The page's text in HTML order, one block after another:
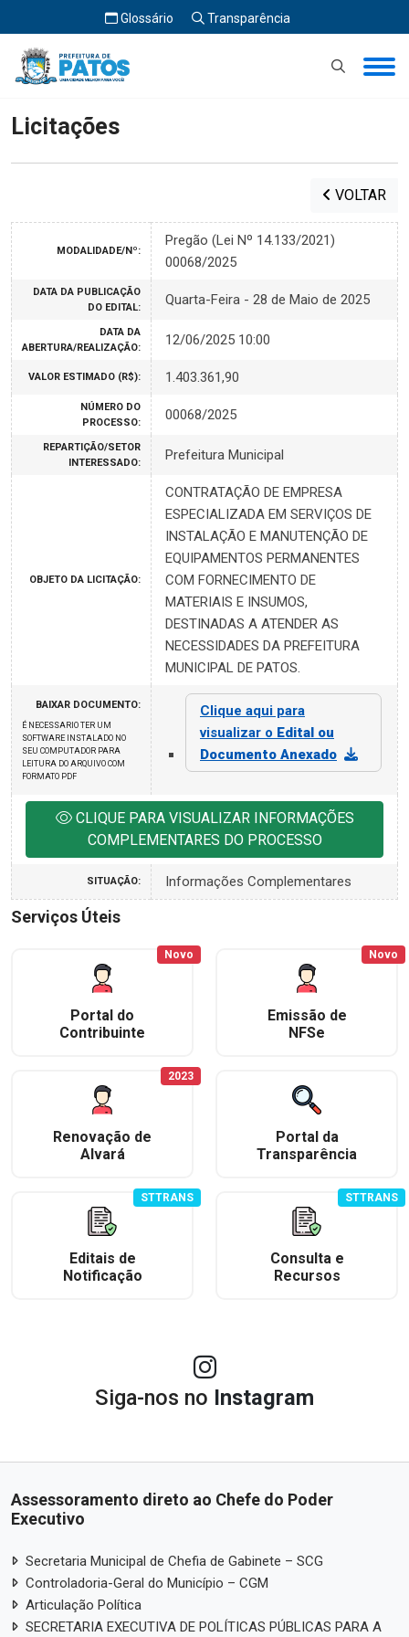
Glossário Transparência
Início Licitações
Licitações
VOLTAR
MODALIDADE/Nº:
Pregão (Lei Nº 14.133/2021)
00068/2025
DATA DA PUBLICAÇÃO
DO EDITAL:
Quarta-Feira - 28 de Maio de 2025
DATA DA
ABERTURA/REALIZAÇÃO:
12/06/2025 10:00
VALOR ESTIMADO (R$): 1.403.361,90
NÚMERO DO
PROCESSO:
00068/2025
REPARTIÇÃO/SETOR
INTERESSADO:
Prefeitura Municipal
OBJETO DA LICITAÇÃO:
CONTRATAÇÃO DE EMPRESA
ESPECIALIZADA EM SERVIÇOS DE
INSTALAÇÃO E MANUTENÇÃO DE
EQUIPAMENTOS PERMANENTES
COM FORNECIMENTO DE
MATERIAIS E INSUMOS,
DESTINADAS A ATENDER AS
NECESSIDADES DA PREFEITURA
MUNICIPAL DE PATOS.
BAIXAR DOCUMENTO:
É NECESSARIO TER UM
SOFTWARE INSTALADO NO
SEU COMPUTADOR PARA
LEITURA DO ARQUIVO COM
FORMATO PDF
Clique aqui para
visualizar o Edital ou
Documento Anexado
CLIQUE PARA VISUALIZAR INFORMAÇÕES
COMPLEMENTARES DO PROCESSO
SITUAÇÃO: Informações Complementares
Serviços Úteis
Portal do
Contribuinte
Novo
Emissão de
NFSe
Novo
Renovação de
Alvará
2023
Portal da
Transparência
Editais de
Notificação
STTRANS
Consulta e
Recursos
STTRANS
Siga-nos no Instagram
Assessoramento direto ao Chefe do Poder
Executivo
Secretaria Municipal de Chefia de Gabinete – SCG
Controladoria-Geral do Município – CGM
Articulação Política
SECRETARIA EXECUTIVA DE POLÍTICAS PÚBLICAS PARA A